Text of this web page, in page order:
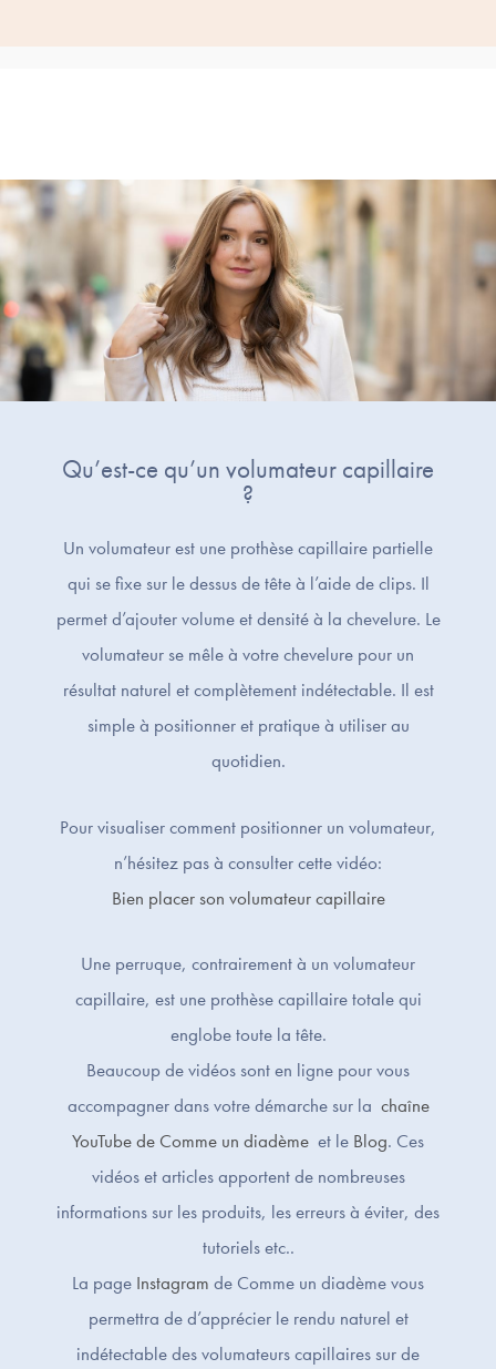
Qu’est-ce qu’un volumateur capillaire
?
Un volumateur est une prothèse capillaire partielle
qui se fixe sur le dessus de tête à l’aide de clips. Il
permet d’ajouter volume et densité à la chevelure. Le
volumateur se mêle à votre chevelure pour un
résultat naturel et complètement indétectable. Il est
simple à positionner et pratique à utiliser au
quotidien.
Pour visualiser comment positionner un volumateur,
n’hésitez pas à consulter cette vidéo:
Bien placer son volumateur capillaire
Une perruque, contrairement à un volumateur
capillaire, est une prothèse capillaire totale qui
englobe toute la tête.
Beaucoup de vidéos sont en ligne pour vous
accompagner dans votre démarche sur la chaîne
YouTube de Comme un diadème et le Blog. Ces
vidéos et articles apportent de nombreuses
informations sur les produits, les erreurs à éviter, des
tutoriels etc..
La page Instagram de Comme un diadème vous
permettra de d’apprécier le rendu naturel et
indétectable des volumateurs capillaires sur de